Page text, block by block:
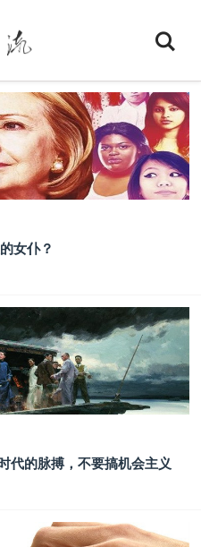
女仆？
代的脉搏，不要搞机会主义